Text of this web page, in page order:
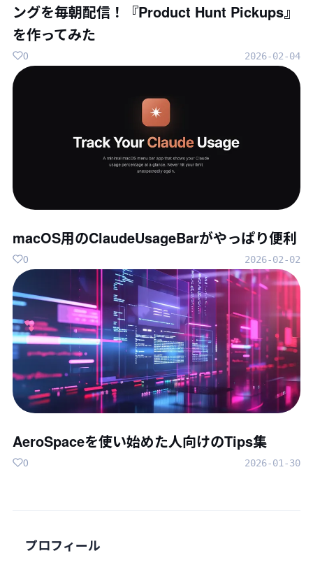
ングを毎朝配信！『Product Hunt Pickups』
を作ってみた
2026-02-04
0
macOS用のClaudeUsageBarがやっぱり便利
2026-02-02
0
AeroSpaceを使い始めた人向けのTips集
2026-01-30
0
プロフィール